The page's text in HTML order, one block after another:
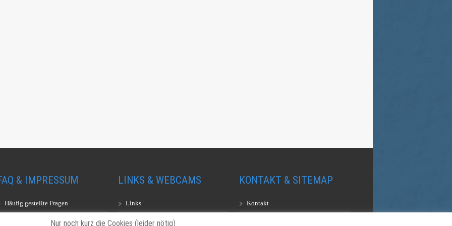
& IMPRESSUM
Häufig gestellte Fragen
LINKS & WEBCAMS
Links
Webcams
KONTAKT & SITEMAP
Kontakt
Nur noch kurz die Cookies (leider nötig)